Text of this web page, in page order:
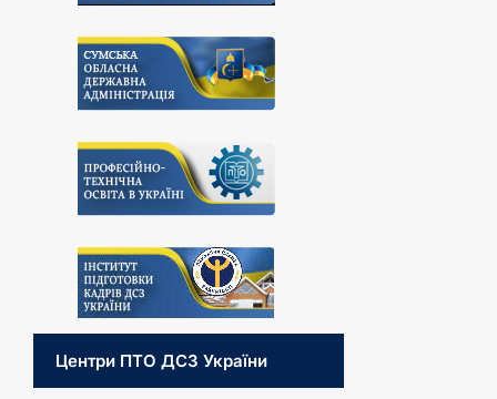
Центри ПТО ДСЗ України